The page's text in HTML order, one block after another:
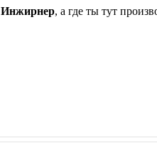
Инжирнер, а где ты тут